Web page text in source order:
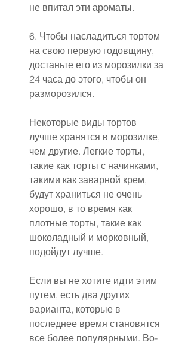
не впитал эти ароматы.
6. Чтобы насладиться тортом
на свою первую годовщину,
достаньте его из морозилки за
24 часа до этого, чтобы он
разморозился.
Некоторые виды тортов
лучше хранятся в морозилке,
чем другие. Легкие торты,
такие как торты с начинками,
такими как заварной крем,
будут храниться не очень
хорошо, в то время как
плотные торты, такие как
шоколадный и морковный,
подойдут лучше.
Если вы не хотите идти этим
путем, есть два других
варианта, которые в
последнее время становятся
все более популярными. Во-